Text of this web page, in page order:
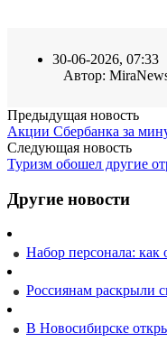
30-06-2026, 07:33
Автор:
Предыдущая новость
Акции Сбербанка за
Следующая новость
Туризм обошел другие
Другие новости
Набор персонала: как
Россиянам раскрыли
В Новосибирске